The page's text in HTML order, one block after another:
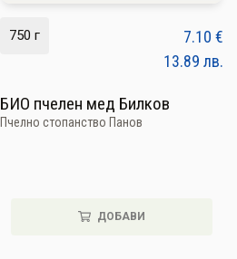
750 г 7.10 €
13.89 лв.
БИО пчелен мед Билков
Пчелно стопанство Панов
ДОБАВИ